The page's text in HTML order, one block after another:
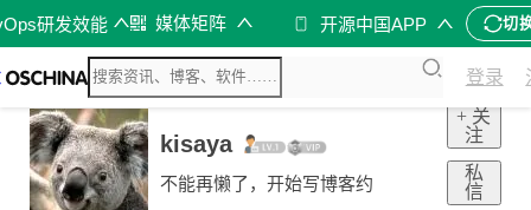
研发效能 媒体矩阵 开源中国APP 切
登录
kisaya
不能再懒了，开始写博客约
+ 关
注
私
信